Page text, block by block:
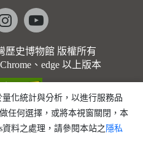
instagramyoutube
歷史博物館 版權所有
、edge 以上版本
化統計與分析，以進行服務品
任何選擇，或將本視窗關閉，本
料之處理，請參閱本站之 隱私